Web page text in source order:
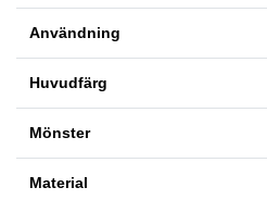
Användning
Huvudfärg
Mönster
Material